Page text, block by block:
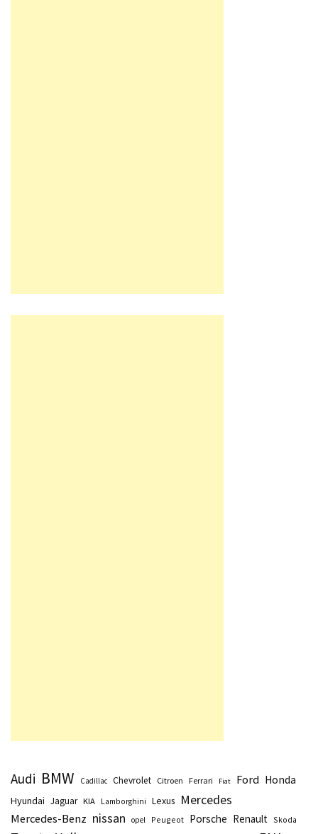
Audi BMW Cadillac Chevrolet Citroen Ferrari Fiat Ford Honda
Hyundai Jaguar KIA Lamborghini Lexus Mercedes
Mercedes-Benz nissan opel Peugeot Porsche Renault Skoda